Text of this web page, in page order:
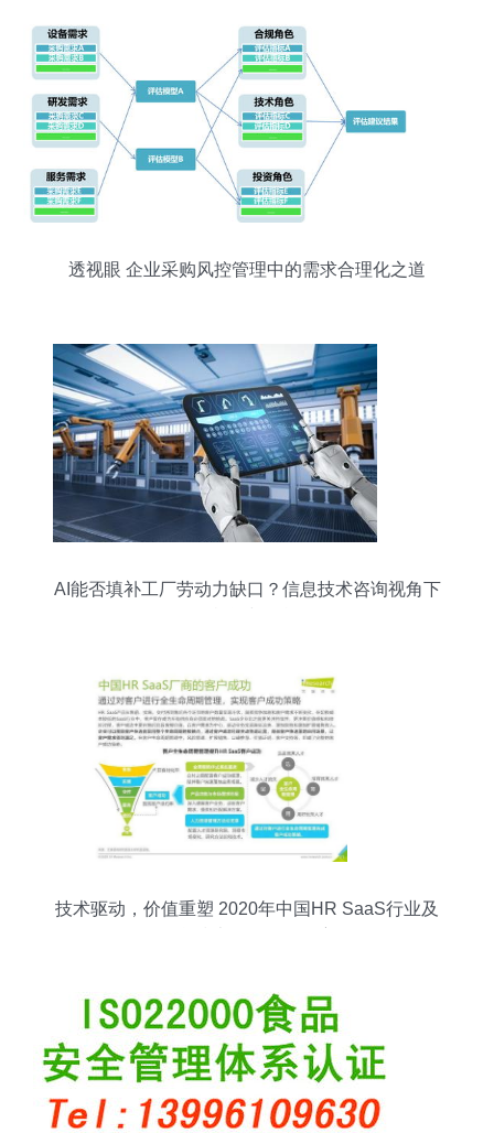
透视眼 企业采购风控管理中的需求合理化之道
AI能否填补工厂劳动力缺口？信息技术咨询视角下
技术驱动，价值重塑 2020年中国HR SaaS行业及